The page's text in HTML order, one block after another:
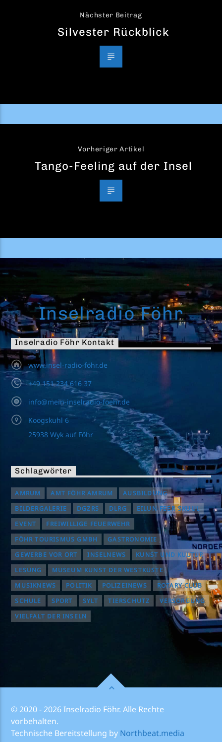
Nächster Beitrag
Silvester Rückblick
Vorheriger Artikel
Tango-Feeling auf der Insel
Inselradio Föhr
Inselradio Föhr Kontakt
www.insel-radio-föhr.de
+49 151 234 616 37
info@mein-inselradio-foehr.de
Koogskuhl 6
25938 Wyk auf Föhr
Schlagwörter
AMRUM AMT FÖHR AMRUM
AUSBILDUNG
BILDERGALERIE
DGZRS DLRG
EILUN-FEER-SKUUL
EVENT
FREIWILLIGE FEUERWEHR
FÖHR TOURISMUS GMBH
GASTRONOMIE
GEWERBE VOR ORT
INSELNEWS
KUNST UND KULTUR
LESUNG
MUSEUM KUNST DER WESTKÜSTE
MUSIKNEWS
POLITIK POLIZEINEWS
ROTARY CLUB
SCHULE
SPORT SYLT TIERSCHUTZ
VERSORGUNG
VIELFALT DER INSELN
© 2020 - 2026 Inselradio Föhr. Alle Rechte
vorbehalten.
Technische Bereitstellung by Northbeat.media